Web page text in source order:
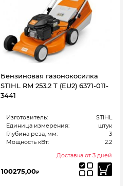
Бензиновая газонокосилка
STIHL RM 253.2 T (EU2) 6371-011-
3441
Изготовитель:
STIHL
Единица измерения:
штук
Глубина реза, мм:
3
Мощность кВт:
2.2
Доставка от 3 дней
100275,00₽